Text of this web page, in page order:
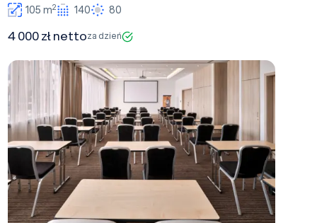
105 m2 140 80
4 000 zł nettoza dzień